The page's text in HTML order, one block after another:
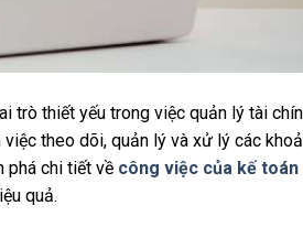
trò thiết yếu trong việc quản lý tài
theo dõi, quản lý và xử lý các
phá chi tiết về công việc của kế toán
quả.